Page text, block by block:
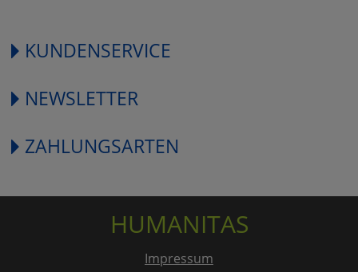
KUNDENSERVICE
NEWSLETTER
ZAHLUNGSARTEN
HUMANITAS
Impressum